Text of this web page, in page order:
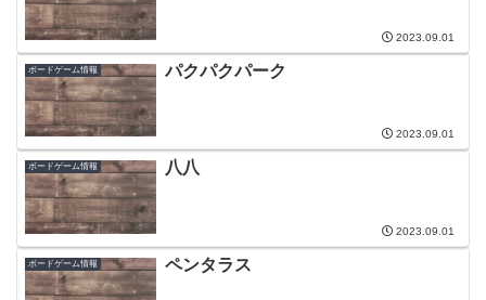
2023.09.01
ボードゲーム情報 パクパクパーク
2023.09.01
ボードゲーム情報 八八
2023.09.01
ボードゲーム情報 ペンタラス